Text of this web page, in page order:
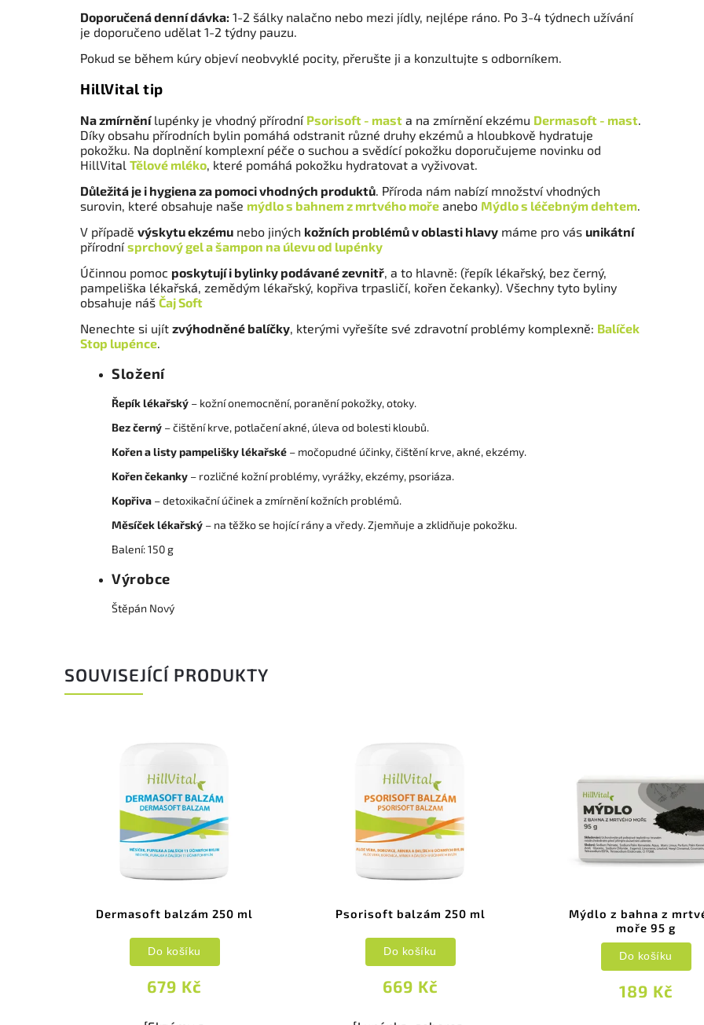
Doporučená denní dávka: 1-2 šálky nalačno nebo mezi jídly, nejlépe ráno. Po 3-4 týdnech užívání
je doporučeno udělat 1-2 týdny pauzu.
Pokud se během kúry objeví neobvyklé pocity, přerušte ji a konzultujte s odborníkem.
HillVital tip
Na zmírněnílupénky je vhodný přírodní Psorisoft - mast a na zmírnění ekzému Dermasoft - mast
Díky obsahu přírodních bylin pomáhá odstranit různé druhy ekzémů a hloubkově hydratuje
pokožku. Na doplnění komplexní péče o suchou a svědící pokožku doporučujeme novinku od
HillVital Tělové mléko , které pomáhá pokožku hydratovat a vyživovat.
Důležitá je i hygiena za pomoci vhodných produktů . Příroda nám nabízí množství vhodných
surovin, které obsahuje naše mýdlo s bahnem z mrtvého moře anebo Mýdlo s léčebným dehtem
V případě výskytu ekzému nebo jiných kožních problémů v oblasti hlavy máme pro vás unikátní
přírodnísprchový gel a šampon na úlevu od lupénky
Účinnou pomoc poskytují i bylinky podávané zevnitř , a to hlavně: (řepík lékařský, bez černý,
pampeliška lékařská, zemědým lékařský, kopřiva trpasličí, kořen čekanky). Všechny tyto byliny
obsahuje náš Čaj Soft
Nenechte si ujít zvýhodněné balíčky , kterými vyřešíte své zdravotní problémy komplexně: Balíček
Stop lupénce
Složení
Řepíklékařský – kožní onemocnění, poranění pokožky, otoky.
Bez černý – čištění krve, potlačení akné, úleva od bolesti kloubů.
Kořen a listy pampelišky lékařské – močopudné účinky, čištění krve, akné, ekzémy.
Kořen čekanky – rozličné kožní problémy, vyrážky, ekzémy, psoriáza.
Kopřiva – detoxikační účinek a zmírnění kožních problémů.
Měsíček lékařský – na těžko se hojící rány a vředy. Zjemňuje a zklidňuje pokožku.
Balení: 150 g
Výrobce
Štěpán Nový
SOUVISEJÍCÍ PRODUKTY
Dermasoft balzám 250 ml
679 Kč
Do košíku
Psorisoft balzám 250 ml
669 Kč
Do košíku
Mýdlo z bahna z
moře 95 g
189 Kč
Do košíku